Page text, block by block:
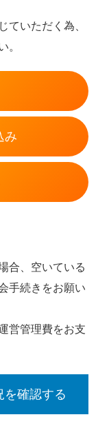
ていただく為、
。
み
合、空いている
手続きをお願い
営管理費をお支
を確認する